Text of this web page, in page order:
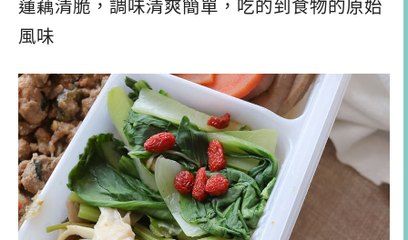
蓮藕清脆，調味清爽簡單，吃的到食物的原始
風味